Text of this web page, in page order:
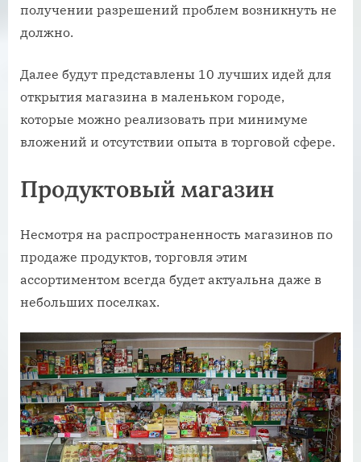
получении разрешений проблем возникнуть не
должно.
Далее будут представлены 10 лучших идей для
открытия магазина в маленьком городе,
которые можно реализовать при минимуме
вложений и отсутствии опыта в торговой сфере.
Продуктовый магазин
Несмотря на распространенность магазинов по
продаже продуктов, торговля этим
ассортиментом всегда будет актуальна даже в
небольших поселках.